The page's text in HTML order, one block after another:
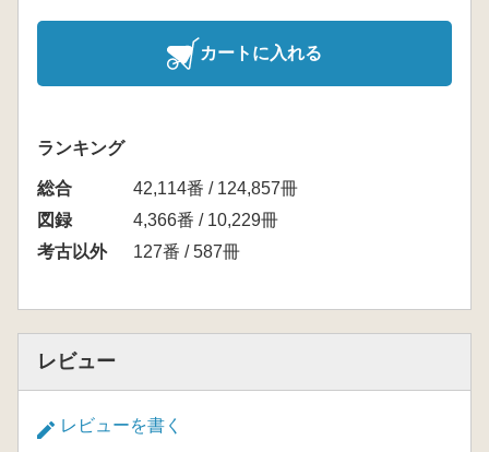
カートに入れる
ランキング
総合
42,114番 / 124,857冊
図録
4,366番 / 10,229冊
考古以外
127番 / 587冊
レビュー
レビューを書く